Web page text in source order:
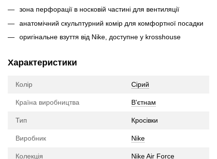
зона перфорації в носковій частині для вентиляції
анатомічний скульптурний комір для комфортної посадки
оригінальне взуття від Nike, доступне у krosshouse
Характеристики
Колір Сірий
Країна виробництва В'єтнам
Тип Кросівки
Виробник Nike
Колекція Nike Air Force